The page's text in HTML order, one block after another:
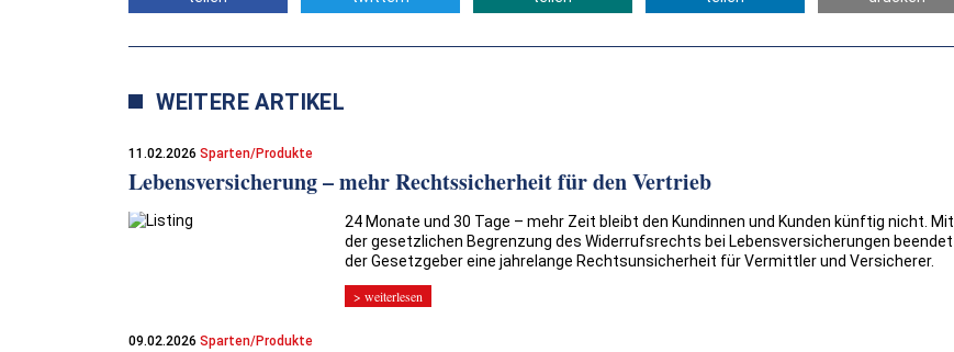
WEITERE ARTIKEL
11.02.2026 Sparten/Produkte
Lebensversicherung – mehr Rechtssicherheit für den Vertrieb
24 Monate und 30 Tage – mehr Zeit bleibt den Kundinnen und Kunden künftig nicht. Mit
der gesetzlichen Begrenzung des Widerrufsrechts bei Lebensversicherungen beendet
der Gesetzgeber eine jahrelange Rechtsunsicherheit für Vermittler und Versicherer.
> weiterlesen
09.02.2026 Sparten/Produkte